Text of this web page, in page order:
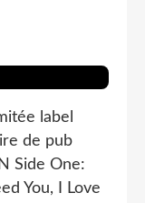
label
de pub
Side One:
You, I Love